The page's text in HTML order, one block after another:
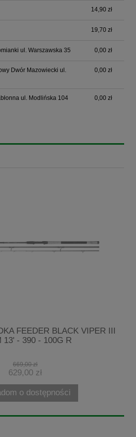
14,90 zł
19,70 zł
ul. Warszawska 35 0,00 zł
Dwór Mazowiecki ul.
0,00 zł
ul. Modlińska 104 0,00 zł
FEEDER BLACK VIPER III
13' - 390 - 100G R
669,00 zł
629,00 zł
o dostępności